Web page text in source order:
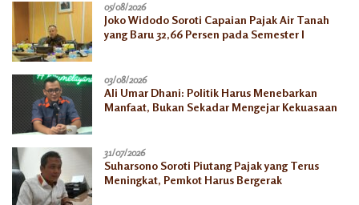
05/08/2026
Joko Widodo Soroti Capaian Pajak Air Tanah
yang Baru 32,66 Persen pada Semester I
03/08/2026
Ali Umar Dhani: Politik Harus Menebarkan
Manfaat, Bukan Sekadar Mengejar Kekuasaan
31/07/2026
Suharsono Soroti Piutang Pajak yang Terus
Meningkat, Pemkot Harus Bergerak